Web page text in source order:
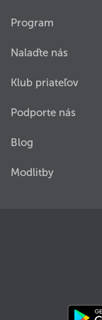
Program
Nalaďte nás
Klub priateľov
Podporte nás
Blog
Modlitby